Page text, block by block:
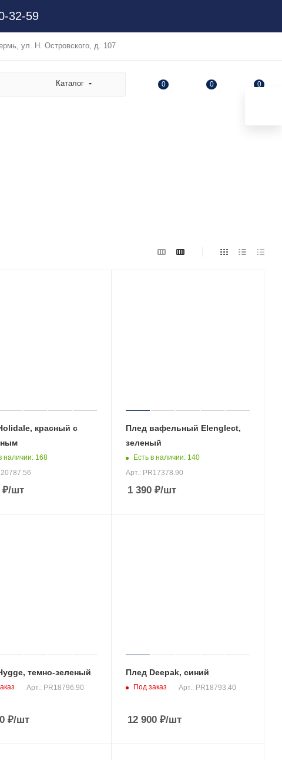
32-59
ул. Н. Островского, д. 107
Каталог 0 0 0
красный с
наличии: 168
/шт
Плед вафельный Elenglect,
зеленый
Есть в наличии: 140
Арт.: PR17378.90
1 390 ₽/шт
темно-зеленый
Арт.: PR18796.90
₽/шт
Плед Deepak, синий
Под заказ Арт.: PR18793.40
12 900 ₽/шт